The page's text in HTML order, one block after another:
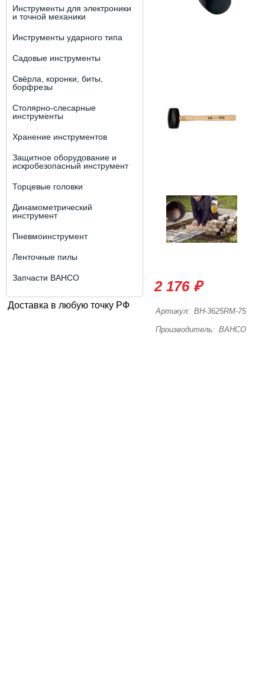
Инструменты для электроники
и точной механики
Инструменты ударного типа
Садовые инструменты
Свёрла, коронки, биты,
борфрезы
Столярно-слесарные
инструменты
Хранение инструментов
Защитное оборудование и
искробезопасный инструмент
Торцевые головки
Динамометрический
инструмент
Пневмоинструмент
Ленточные пилы
Запчасти BAHCO
Доставка в любую точку РФ
2 176 ₽
Артикул: BH-3625RM-75
Производитель: BAHCO